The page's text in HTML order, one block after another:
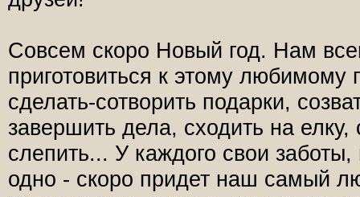
Совсем скоро Новый год. Нам
приготовиться к этому любимому
сделать-сотворить подарки,
завершить дела, сходить на елку,
слепить... У каждого свои
одно - скоро придет наш самый